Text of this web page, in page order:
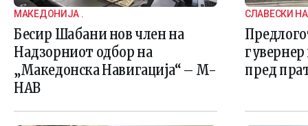
МАКЕДОНИЈА .
Бесир Шабани нов член на
Надзорниот одбор на
„Македонска Навигација“ – М-
НАВ
СЛАВЕСКИ
пред